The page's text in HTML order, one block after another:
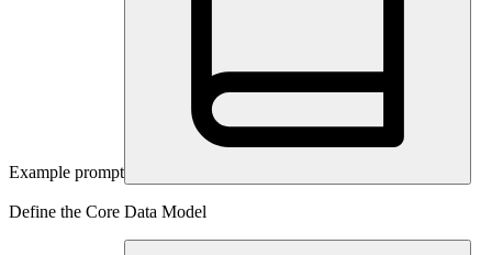
Example prompt
Define the Core Data Model